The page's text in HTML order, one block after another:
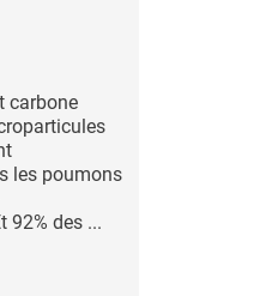
carbone
les poumons
92% des ...